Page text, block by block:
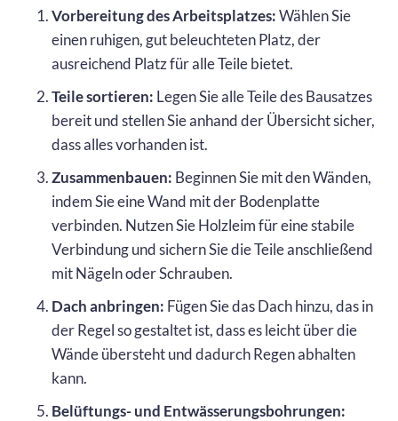
Vorbereitung des Arbeitsplatzes:Wählen Sie
einen ruhigen, gut beleuchteten Platz, der
ausreichend Platz für alle Teile bietet.
Teile sortieren: Legen Sie alle Teile des Bausatzes
bereit und stellen Sie anhand der Übersicht sicher,
dass alles vorhanden ist.
Zusammenbauen: Beginnen Sie mit den Wänden,
indem Sie eine Wand mit der Bodenplatte
verbinden. Nutzen Sie Holzleim für eine stabile
Verbindung und sichern Sie die Teile anschließend
mit Nägeln oder Schrauben.
Dach anbringen: Fügen Sie das Dach hinzu, das in
der Regel so gestaltet ist, dass es leicht über die
Wände übersteht und dadurch Regen abhalten
kann.
Belüftungs- und Entwässerungsbohrungen: